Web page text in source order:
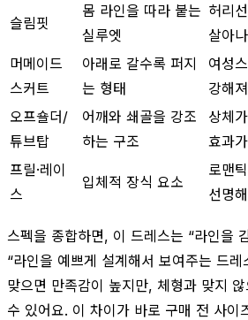
슬림핏
몸 라인을 따라 붙는
실루엣
허리
살아
머메이드
스커트
아래로 갈수록 퍼지
는 형태
여성
강해
오프숄더/
튜브탑
어깨와 쇄골을 강조
하는 구조
상체
효과
프릴·레이
스
입체적 장식 요소
로맨
선명
스펙을 종합하면, 이 드레스는 “라인을
“라인을 예쁘게 설계해서 보여주는 드레
맞으면 만족감이 높지만, 체형과 맞지
수 있어요. 이 차이가 바로 구매 전 사이